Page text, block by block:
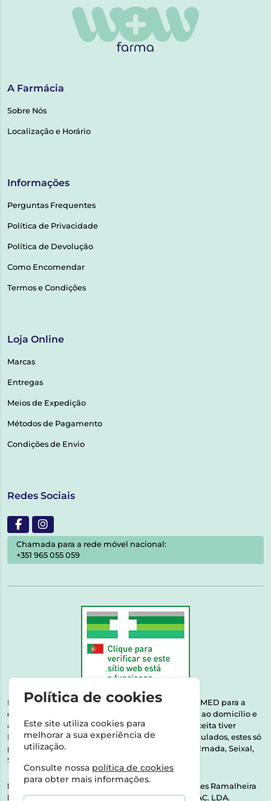
A Farmácia
Sobre Nós
Localização e Horário
Informações
Perguntas Frequentes
Política de Privacidade
Política de Devolução
Como Encomendar
Termos e Condições
Loja Online
Marcas
Entregas
Meios de Expedição
Métodos de Pagamento
Condições de Envio
Redes Sociais
Chamada para a rede móvel nacional:
+351 965 055 059
Esta farmácia encontra-se autorizada pelo INFARMED para a
dispensa de medicamentos e produtos de saúde ao domicílio e
através da internet. Medicamentos | Se na sua receita tiver
MSRM, MNSRM, MSRMV ou Medicamentos Manipulados, estes só
podem ser entregues nos seguintes concelhos: Almada, Seixal,
Sesimbra, Oeiras e Lisboa.
Direção Técnica:
Dra. Raquel Alexandra Fernandes Ramalheira
NIPC:513064133 | ASPAS E NÚMEROS SOC. FARMAC. LDA.
Política de cookies
Este site utiliza cookies para
melhorar a sua experiência de
utilização.
Consulte nossa política de cookies
para obter mais informações.